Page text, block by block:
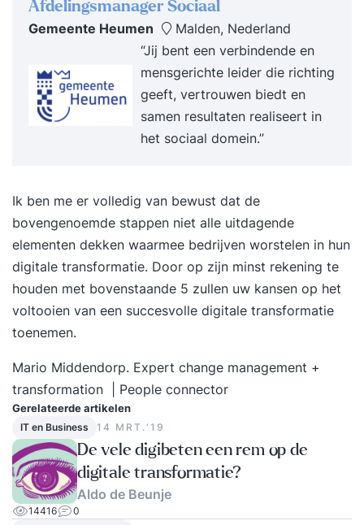
Afdelingsmanager Sociaal
Gemeente Heumen
Malden, Nederland
“Jij bent een verbindende en
mensgerichte leider die richting
geeft, vertrouwen biedt en
samen resultaten realiseert in
het sociaal domein.”
Ik ben me er volledig van bewust dat de
bovengenoemde stappen niet alle uitdagende
elementen dekken waarmee bedrijven worstelen in hun
digitale transformatie. Door op zijn minst rekening te
houden met bovenstaande 5 zullen uw kansen op het
voltooien van een succesvolle digitale transformatie
toenemen.
Mario Middendorp. Expert change management +
transformation | People connector
Gerelateerde artikelen
IT en Business 14 MRT.‘19
De vele digibeten een rem op de
digitale transformatie?
Aldo de Beunje
14416
0